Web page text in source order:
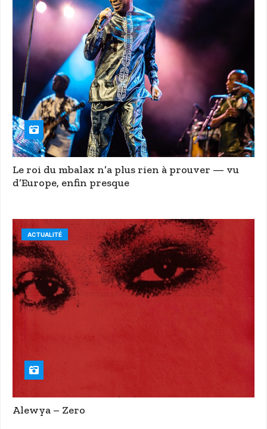
Le roi du mbalax n’a plus rien à prouver — vu
d’Europe, enfin presque
ACTUALITÉ
Alewya – Zero